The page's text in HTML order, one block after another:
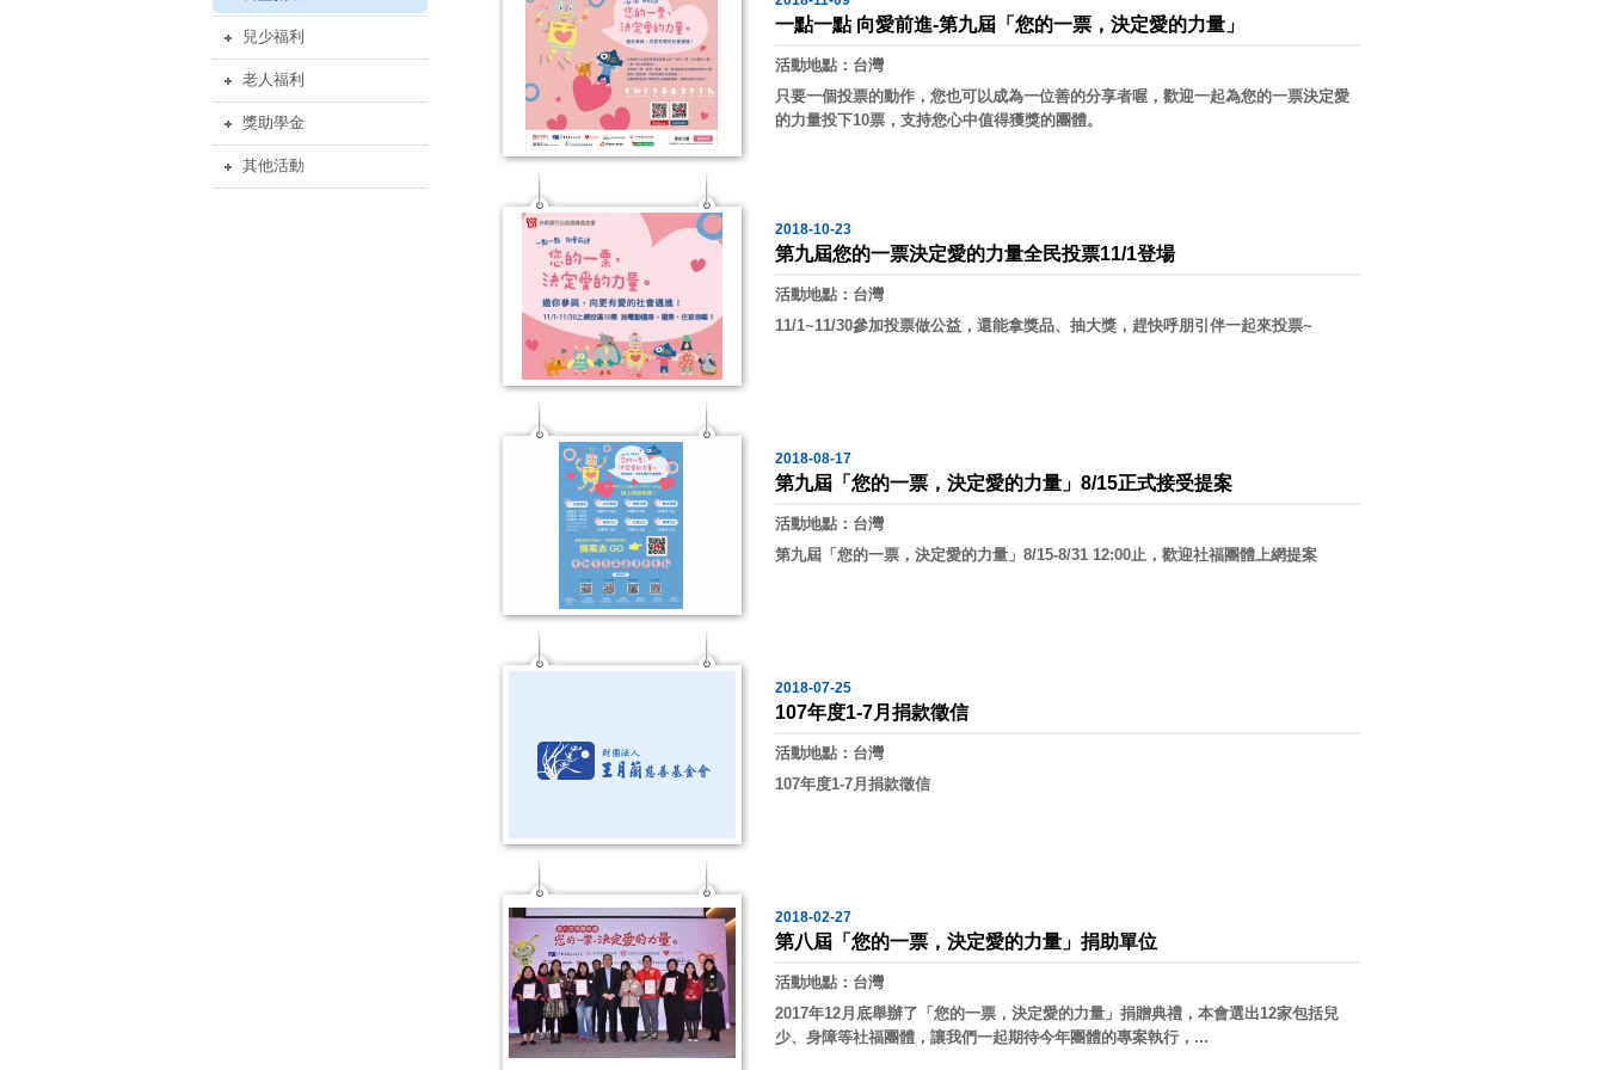
兒少福利
老人福利
獎助學金
其他活動
一點一點 向愛前進-第九屆「您的一票，決定愛的力量」
活動地點：台灣
只要一個投票的動作，您也可以成為一位善的分享者喔，歡迎一起為您的一票決定愛
的力量投下10票，支持您心中值得獲獎的團體。
2018-10-23
第九屆您的一票決定愛的力量全民投票11/1登場
活動地點：台灣
11/1~11/30參加投票做公益，還能拿獎品、抽大獎，趕快呼朋引伴一起來投票~
2018-08-17
第九屆「您的一票，決定愛的力量」8/15正式接受提案
活動地點：台灣
第九屆「您的一票，決定愛的力量」8/15-8/31 12:00止，歡迎社福團體上網提案
2018-07-25
107年度1-7月捐款徵信
活動地點：台灣
107年度1-7月捐款徵信
2018-02-27
第八屆「您的一票，決定愛的力量」捐助單位
活動地點：台灣
2017年12月底舉辦了「您的一票，決定愛的力量」捐贈典禮，本會選出12家包括兒
少、身障等社福團體，讓我們一起期待今年團體的專案執行，...